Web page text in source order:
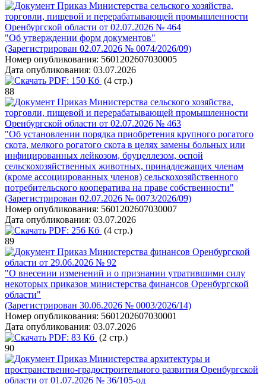
Приказ Министерства сельского хозяйства,
торговли, пищевой и перерабатывающей промышленности
Оренбургской области от 02.07.2026 № 464
"Об утверждении форм документов"
(Зарегистрирован 02.07.2026 № 0074/2026/09)
Номер опубликования: 5601202607030005
Дата опубликования: 03.07.2026
PDF: 150 Кб (4 стр.)
88
Приказ Министерства сельского хозяйства,
торговли, пищевой и перерабатывающей промышленности
Оренбургской области от 02.07.2026 № 463
"Об установлении порядка приобретения крупного рогатого
скота, мелкого рогатого скота в целях замены больных или
инфицированных лейкозом, бруцеллезом, оспой
сельскохозяйственных животных, принадлежащих членам
(кроме ассоциированных членов) сельскохозяйственного
потребительского кооператива на праве собственности"
(Зарегистрирован 02.07.2026 № 0073/2026/09)
Номер опубликования: 5601202607030007
Дата опубликования: 03.07.2026
PDF: 256 Кб (4 стр.)
89
Приказ Министерства финансов Оренбургской
области от 29.06.2026 № 92
"О внесении изменений и о признании утратившими силу
некоторых приказов министерства финансов Оренбургской
области"
(Зарегистрирован 30.06.2026 № 0003/2026/14)
Номер опубликования: 5601202607030001
Дата опубликования: 03.07.2026
PDF: 83 Кб (2 стр.)
90
Приказ Министерства архитектуры и
пространственно-градостроительного развития Оренбургской
области от 01.07.2026 № 36/105-од